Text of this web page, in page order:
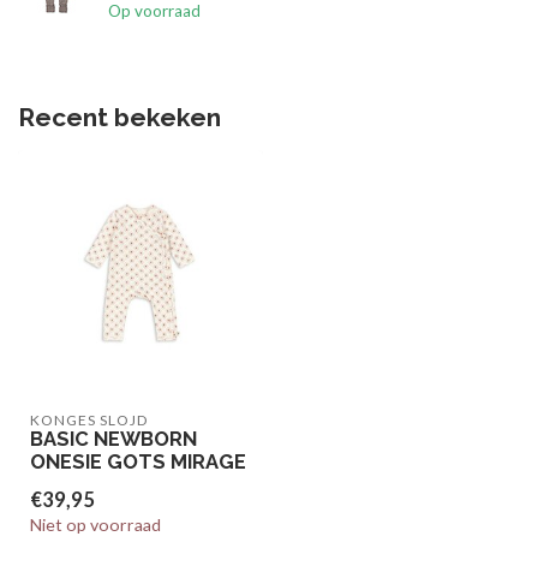
Op voorraad
Recent bekeken
KONGES SLOJD
BASIC NEWBORN
ONESIE GOTS MIRAGE
€39,95
Niet op voorraad